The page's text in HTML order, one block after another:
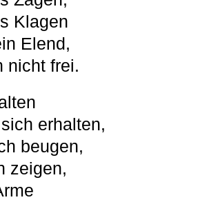
Klagen
Elend,
nicht frei.
erhalten,
beugen,
zeigen,